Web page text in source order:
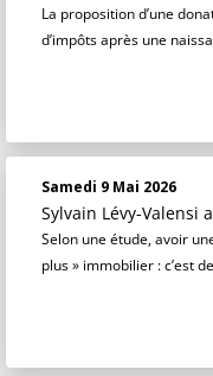
La proposition d’une
d’impôts après une
Samedi 9 Mai 2026
Sylvain Lévy-Valensi
Selon une étude, avoir
plus » immobilier : c’est